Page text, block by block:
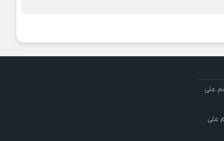
علی
علی